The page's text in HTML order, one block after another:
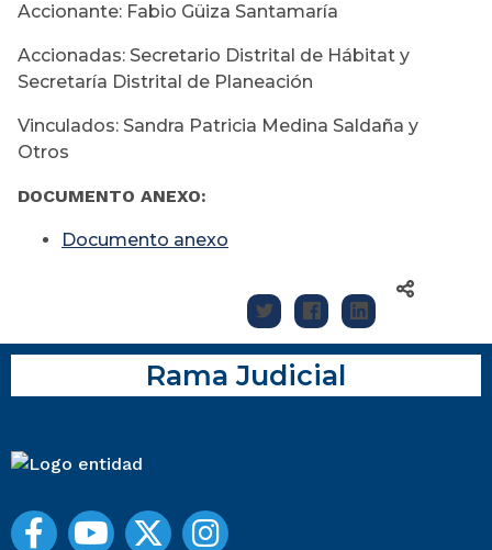
Accionante: Fabio Güiza Santamaría
Accionadas: Secretario Distrital de Hábitat y
Secretaría Distrital de Planeación
Vinculados: Sandra Patricia Medina Saldaña y
Otros
DOCUMENTO ANEXO:
Documento anexo
Rama Judicial